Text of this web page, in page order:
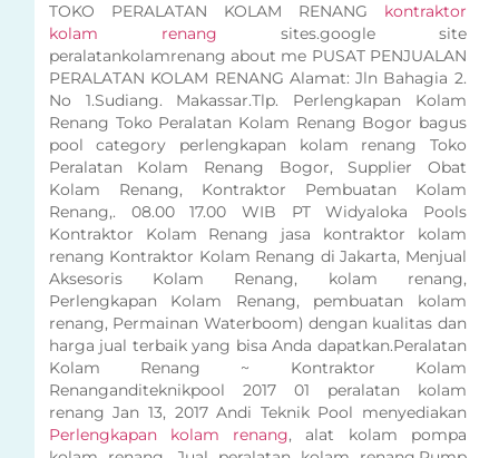
TOKO PERALATAN KOLAM RENANG kontraktor
kolam renang sites.google site
peralatankolamrenang about me PUSAT PENJUALAN
PERALATAN KOLAM RENANG Alamat: Jln Bahagia 2.
No 1.Sudiang. Makassar.Tlp. Perlengkapan Kolam
Renang Toko Peralatan Kolam Renang Bogor bagus
pool category perlengkapan kolam renang Toko
Peralatan Kolam Renang Bogor, Supplier Obat
Kolam Renang, Kontraktor Pembuatan Kolam
Renang,. 08.00 17.00 WIB PT Widyaloka Pools
Kontraktor Kolam Renang jasa kontraktor kolam
renang Kontraktor Kolam Renang di Jakarta, Menjual
Aksesoris Kolam Renang, kolam renang,
Perlengkapan Kolam Renang, pembuatan kolam
renang, Permainan Waterboom) dengan kualitas dan
harga jual terbaik yang bisa Anda dapatkan.Peralatan
Kolam Renang ~ Kontraktor Kolam
Renanganditeknikpool 2017 01 peralatan kolam
renang Jan 13, 2017 Andi Teknik Pool menyediakan
Perlengkapan kolam renang, alat kolam pompa